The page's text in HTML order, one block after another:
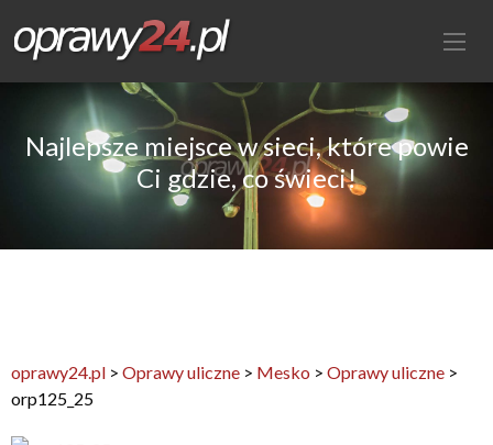
Najlepsze miejsce w sieci, które powie
Ci gdzie, co świeci!
oprawy24.pl > Oprawy uliczne > Mesko > Oprawy uliczne >
orp125_25